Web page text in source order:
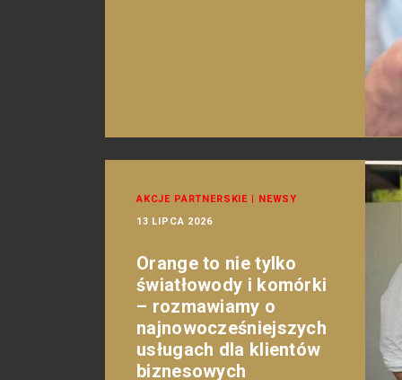
AKCJE PARTNERSKIE | NEWSY
13 LIPCA 2026
Orange to nie tylko
światłowody i komórki
– rozmawiamy o
najnowocześniejszych
usługach dla klientów
biznesowych